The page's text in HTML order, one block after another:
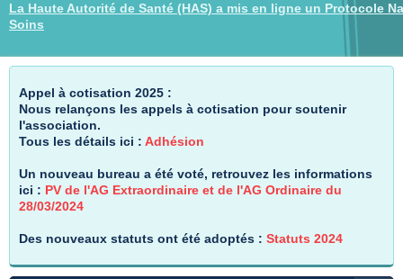
La Haute Autorité de Santé (HAS) a mis en ligne un Protocole
Soins
Appel à cotisation 2025 :
Nous relançons les appels à cotisation pour soutenir
l'association.
Tous les détails ici : Adhésion
Un nouveau bureau a été voté, retrouvez les informations
ici : PV de l'AG Extraordinaire et de l'AG Ordinaire du
28/03/2024
Des nouveaux statuts ont été adoptés : Statuts 2024